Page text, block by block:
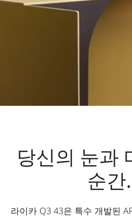
당신의 눈과
순간.
라이카 Q3 43은 특수 개발된